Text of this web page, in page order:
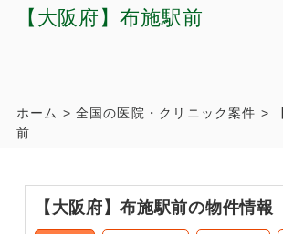
【大阪府】布施駅前
ホーム > 全国の医院・クリニック案件 >
前
【大阪府】布施駅前の物件情報